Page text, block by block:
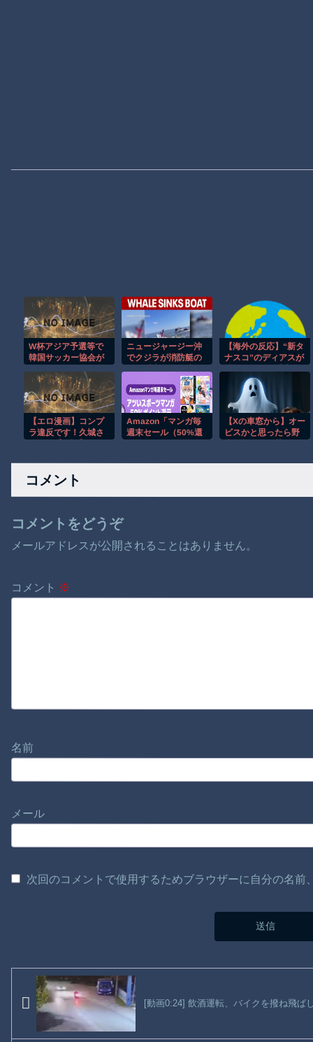
W杯アジア予選等で
韓国サッカー協会が
発覚、「いきなり共
同開催になったし
な」と日韓共
ニュージャージー沖
でクジラが消防艇の
【海外の反応】“新タ
ナスコ”のディアスが
と山本だけしかまと
もな契約がない…」
【エロ漫画】コンプ
ラ違反です！久城さ
Amazon「マンガ毎
週末セール（50%還
到来！！！
【Xの車窓から】オー
ビスかと思ったら野
コメント
コメントをどうぞ
メールアドレスが公開されることはありません。
コメント ※
名前
メール
次回のコメントで使用するためブラウザーに自分の名
[動画0:24] 飲酒運転、バイクを撥ね飛ば